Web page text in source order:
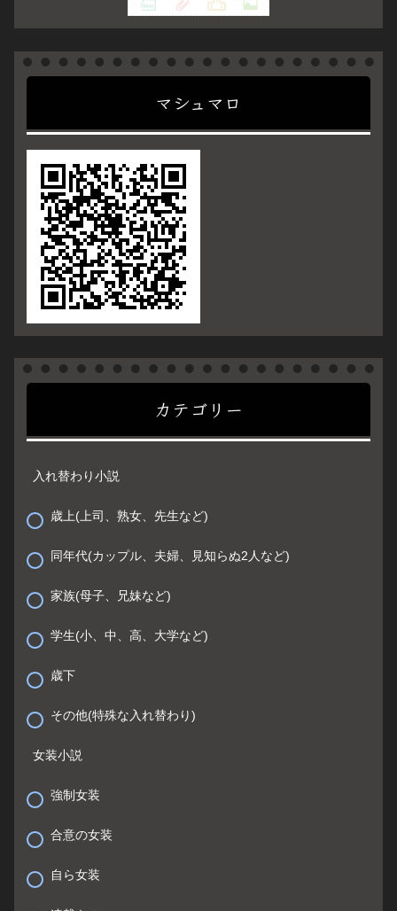
マシュマロ
カテゴリー
入れ替わり小説
歳上(上司、熟女、先生など)
同年代(カップル、夫婦、見知らぬ2人など)
家族(母子、兄妹など)
学生(小、中、高、大学など)
歳下
その他(特殊な入れ替わり)
女装小説
強制女装
合意の女装
自ら女装